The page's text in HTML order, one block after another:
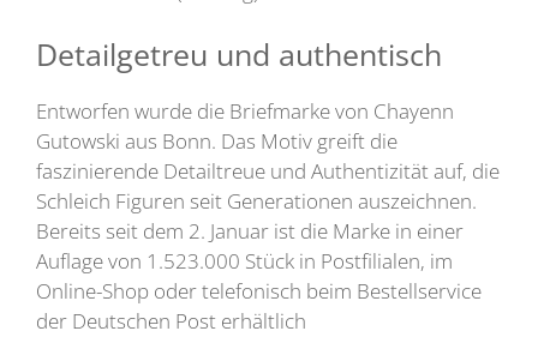
Detailgetreu und authentisch
Entworfen wurde die Briefmarke von Chayenn
Gutowski aus Bonn. Das Motiv greift die
faszinierende Detailtreue und Authentizität auf, die
Schleich Figuren seit Generationen auszeichnen.
Bereits seit dem 2. Januar ist die Marke in einer
Auflage von 1.523.000 Stück in Postfilialen, im
Online-Shop oder telefonisch beim Bestellservice
der Deutschen Post erhältlich